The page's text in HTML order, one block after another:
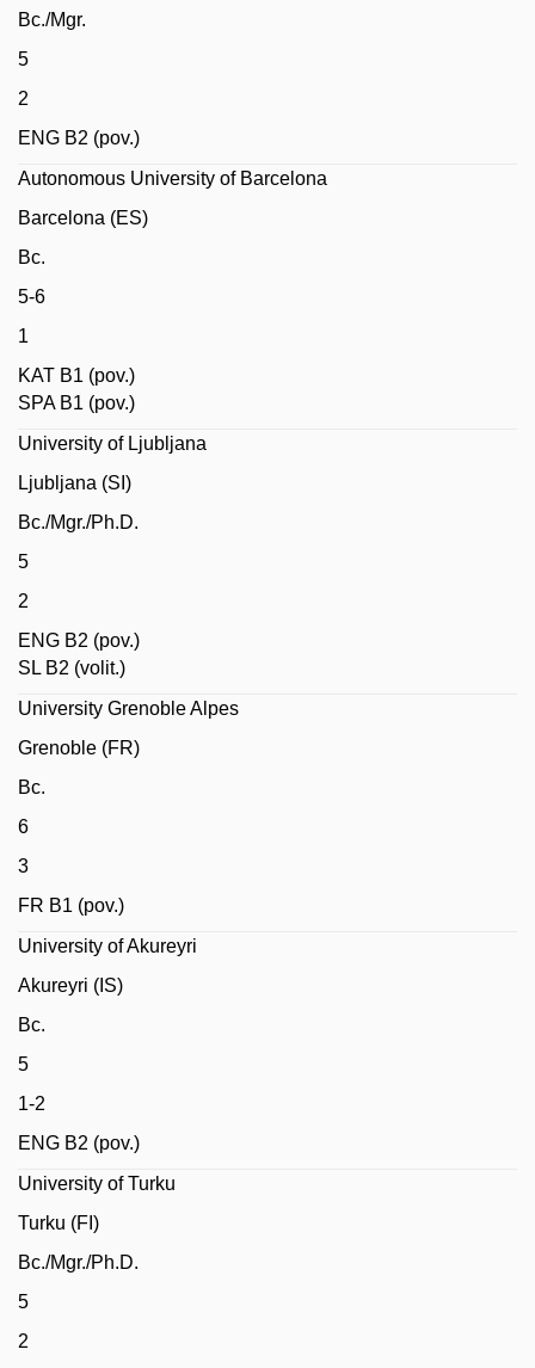
Bc./Mgr.
5
2
ENG B2 (pov.)
Autonomous University of Barcelona
Barcelona (ES)
Bc.
5-6
1
KAT B1 (pov.)
SPA B1 (pov.)
University of Ljubljana
Ljubljana (SI)
Bc./Mgr./Ph.D.
5
2
ENG B2 (pov.)
SL B2 (volit.)
University Grenoble Alpes
Grenoble (FR)
Bc.
6
3
FR B1 (pov.)
University of Akureyri
Akureyri (IS)
Bc.
5
1-2
ENG B2 (pov.)
University of Turku
Turku (FI)
Bc./Mgr./Ph.D.
5
2